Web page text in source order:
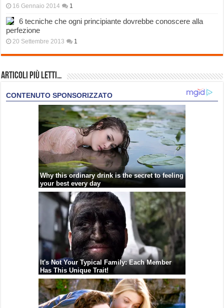
16 Gennaio 2014 1
6 tecniche che ogni principiante dovrebbe conoscere alla
perfezione
20 Settembre 2013 1
Articoli più Letti…